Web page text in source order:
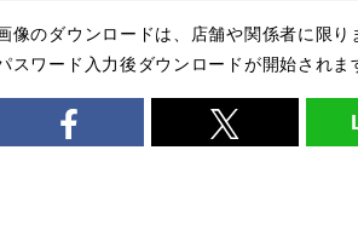
像のダウンロードは、店舗や関係者に限り
スワード入力後ダウンロードが開始されま